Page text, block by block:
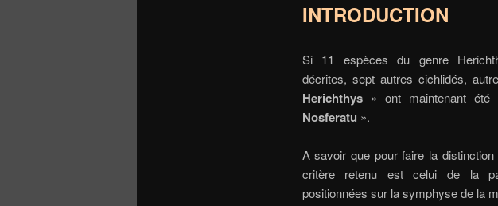
INTRODUCTION
Si 11 espèces du genre
décrites, sept autres cichlidés,
Herichthys» ont maintenant été
Nosferatu ».
A savoir que pour faire la
critère retenu est celui de la
positionnées sur la symphyse de la